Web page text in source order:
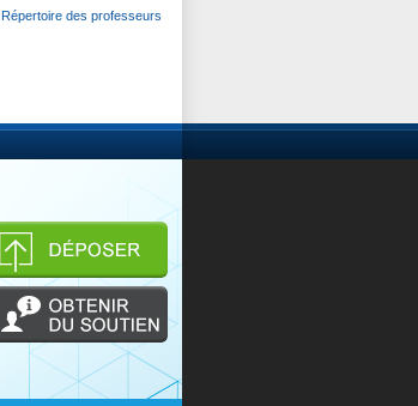
Répertoire des professeurs